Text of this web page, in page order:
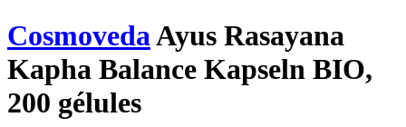
CosmovedaAyus Rasayana
Kapha Balance Kapseln BIO,
200 gélules